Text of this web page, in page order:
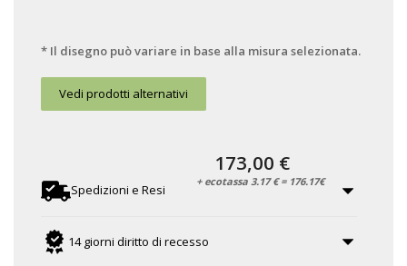
* Il disegno può variare in base alla misura selezionata.
Vedi prodotti alternativi
Spedizioni e Resi
14 giorni diritto di recesso
173,00 €
+ ecotassa 3.17 € = 176.17€